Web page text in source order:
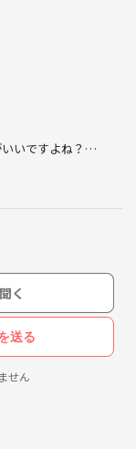
いですよね？
ください。
く
送る
せん